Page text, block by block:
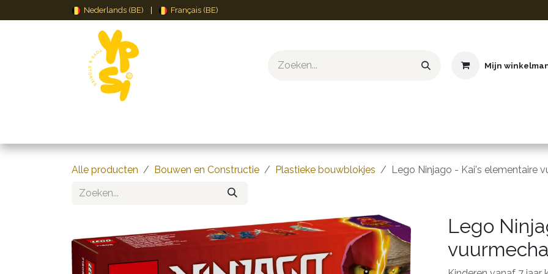
Overslaan naar inhoudNederlands (BE) Français (BE)
Mijn
Alle producten Bouwen en Constructie Plastieke bouwblokjes Lego Ninjago - Kai's elementaire
Lego
vuurmecha